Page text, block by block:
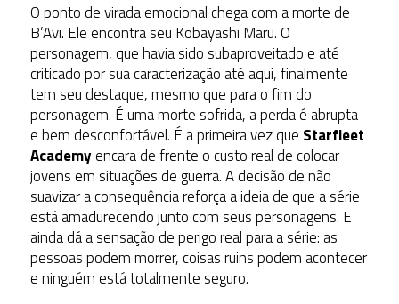
O ponto de virada emocional chega com a morte de
B’Avi. Ele encontra seu Kobayashi Maru. O
personagem, que havia sido subaproveitado e até
criticado por sua caracterização até aqui, finalmente
tem seu destaque, mesmo que para o fim do
personagem. É uma morte sofrida, a perda é abrupta
e bem desconfortável. É a primeira vez que Starfleet
Academyencara de frente o custo real de colocar
jovens em situações de guerra. A decisão de não
suavizar a consequência reforça a ideia de que a série
está amadurecendo junto com seus personagens. E
ainda dá a sensação de perigo real para a série: as
pessoas podem morrer, coisas ruins podem acontecer
e ninguém está totalmente seguro.